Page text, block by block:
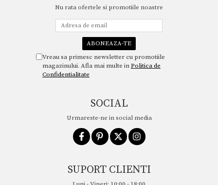
Nu rata ofertele si promotiile noastre
Vreau sa primesc newsletter cu promotiile
magazinului. Afla mai multe inPolitica de
Confidentialitate
SOCIAL
Urmareste-ne in social media
SUPORT CLIENTI